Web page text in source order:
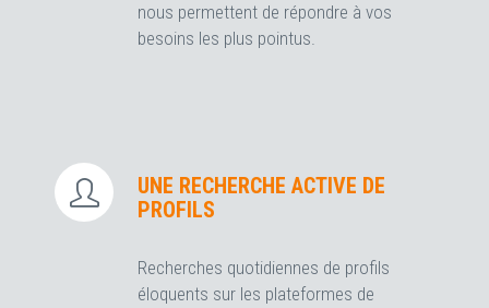
nous permettent de répondre à vos
besoins les plus pointus.
UNE RECHERCHE ACTIVE DE
PROFILS
Recherches quotidiennes de profils
éloquents sur les plateformes de